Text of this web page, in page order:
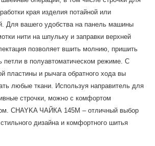
края изделия потайной или
Для вашего удобства на панель машины
нити на шпульку и заправки верхней
позволяет вшить молнию, пришить
петли в полуавтоматическом режиме. С
пластины и рычага обратного хода вы
любые ткани. Используя направитель для
строчки, можно с комфортом
CHAYKA ЧАЙКА 145М – отличный выбор
дизайна и комфортного шитья